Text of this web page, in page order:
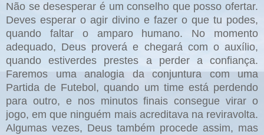
Não se desesperar é um conselho que posso ofertar.
Deves esperar o agir divino e fazer o que tu podes,
quando faltar o amparo humano. No momento
adequado, Deus proverá e chegará com o auxílio,
quando estiverdes prestes a perder a confiança.
Faremos uma analogia da conjuntura com uma
Partida de Futebol, quando um time está perdendo
para outro, e nos minutos finais consegue virar o
jogo, em que ninguém mais acreditava na reviravolta.
Algumas vezes, Deus também procede assim, mas